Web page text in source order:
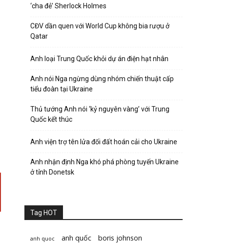
‘cha đẻ’ Sherlock Holmes
CĐV dần quen với World Cup không bia rượu ở
Qatar
Anh loại Trung Quốc khỏi dự án điện hạt nhân
Anh nói Nga ngừng dùng nhóm chiến thuật cấp
tiểu đoàn tại Ukraine
Thủ tướng Anh nói ‘kỷ nguyên vàng’ với Trung
Quốc kết thúc
Anh viện trợ tên lửa đối đất hoán cải cho Ukraine
Anh nhận định Nga khó phá phòng tuyến Ukraine
ở tỉnh Donetsk
Tag HOT
anh quoc anh quốc boris johnson